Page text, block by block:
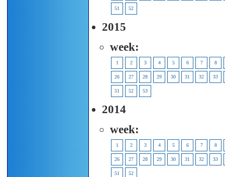
51 52
2015
week:
1 2 3 4 5 6 7 8
26 27 28 29 30 31 32 33
51 52 53
2014
week:
1 2 3 4 5 6 7 8
26 27 28 29 30 31 32 33
51 52